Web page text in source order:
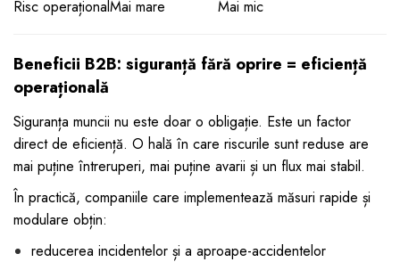
Risc operaționalMai mare Mai mic
Beneficii B2B: siguranță fără oprire = eficiență
operațională
Siguranța muncii nu este doar o obligație. Este un factor
direct de eficiență. O hală în care riscurile sunt reduse are
mai puține întreruperi, mai puține avarii și un flux mai stabil.
În practică, companiile care implementează măsuri rapide și
modulare obțin:
reducerea incidentelor și a aproape-accidentelor